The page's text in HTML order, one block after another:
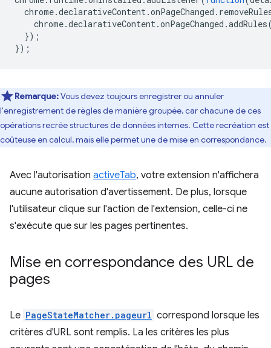
chrome.declarativeContent.onPageChanged .
chrome.declarativeContent.onPageChanged .addRules
});
});
Remarque:Vous devez toujours enregistrer ou annuler
l'enregistrement de règles de manière groupée, car chacune de ces
opérations recrée structures de données internes. Cette recréation est
coûteuse en calcul, mais elle permet une de mise en correspondance.
Avec l'autorisation activeTab, votre extension n'affichera
aucune autorisation d'avertissement. De plus, lorsque
l'utilisateur clique sur l'action de l'extension, celle-ci ne
s'exécute que sur les pages pertinentes.
Mise en correspondance des URL de
pages
Le PageStateMatcher.pageurl correspond lorsque les
critères d'URL sont remplis. La les critères les plus